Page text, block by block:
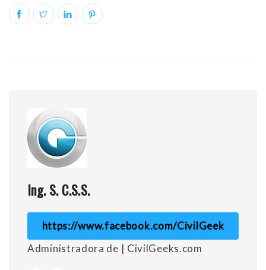
Ing. S. C.S.S.
https://www.facebook.com/CivilGeek
Administradora de | CivilGeeks.com